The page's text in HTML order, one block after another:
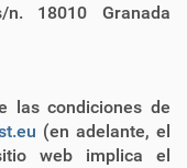
18010 Granada
las condiciones de
(en adelante, el
web implica el